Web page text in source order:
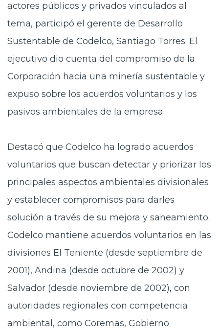
actores públicos y privados vinculados al
tema, participó el gerente de Desarrollo
Sustentable de Codelco, Santiago Torres. El
ejecutivo dio cuenta del compromiso de la
Corporación hacia una minería sustentable y
expuso sobre los acuerdos voluntarios y los
pasivos ambientales de la empresa.
Destacó que Codelco ha logrado acuerdos
voluntarios que buscan detectar y priorizar los
principales aspectos ambientales divisionales
y establecer compromisos para darles
solución a través de su mejora y saneamiento.
Codelco mantiene acuerdos voluntarios en las
divisiones El Teniente (desde septiembre de
2001), Andina (desde octubre de 2002) y
Salvador (desde noviembre de 2002), con
autoridades regionales con competencia
ambiental, como Coremas, Gobierno